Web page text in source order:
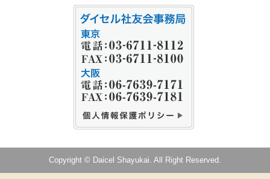
Copyright © Daicel Shayukai. All Right Reserved.